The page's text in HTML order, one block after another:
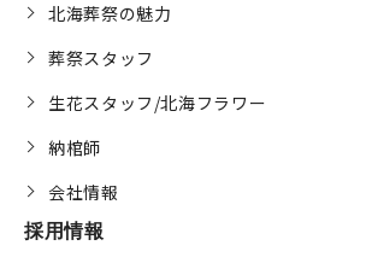
北海葬祭の魅力
葬祭スタッフ
生花スタッフ/北海フラワー
納棺師
会社情報
採用情報